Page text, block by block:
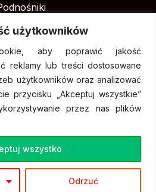
użytkowników
aby poprawić jakość
reklamy lub treści dostosowane
użytkowników oraz analizować
przycisku „Akceptuj wszystkie”
przez nas plików
Odrzuć
wszystko
Suwnice
widłowe
prawa zastrzeżone.